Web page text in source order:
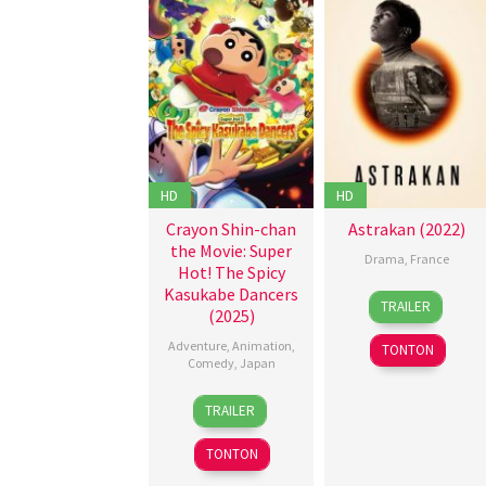
HD
Crayon Shin-chan
the Movie: Super
Hot! The Spicy
Kasukabe Dancers
(2025)
Adventure, Animation
Comedy, Japan
8
Aug
2025
Masakazu
Hashimoto
TRAILER
TONTON
HD
Astrakan (2022)
Drama France
20
Oct
2022
David
Depesseville
Johan
Gayraud
TRAILER
TONTON